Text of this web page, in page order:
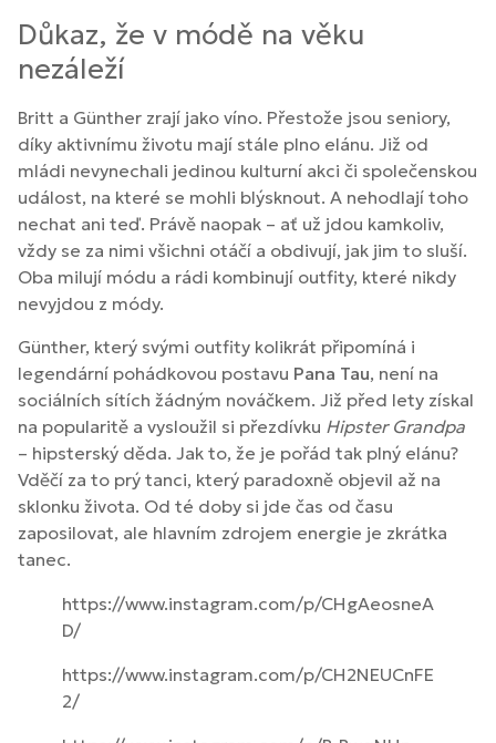
Důkaz, že v módě na věku
nezáleží
Britt a Günther zrají jako víno. Přestože jsou seniory,
díky aktivnímu životu mají stále plno elánu. Již od
mládi nevynechali jedinou kulturní akci či společenskou
událost, na které se mohli blýsknout. A nehodlají toho
nechat ani teď. Právě naopak – ať už jdou kamkoliv,
vždy se za nimi všichni otáčí a obdivují, jak jim to sluší.
Oba milují módu a rádi kombinují outfity, které nikdy
nevyjdou z módy.
Günther, který svými outfity kolikrát připomíná i
legendární pohádkovou postavu Pana Tau, není na
sociálních sítích žádným nováčkem. Již před lety získal
na popularitě a vysloužil si přezdívku Hipster Grandpa
– hipsterský děda. Jak to, že je pořád tak plný elánu?
Vděčí za to prý tanci, který paradoxně objevil až na
sklonku života. Od té doby si jde čas od času
zaposilovat, ale hlavním zdrojem energie je zkrátka
tanec.
https://www.instagram.com/p/CHgAeosneA
D/
https://www.instagram.com/p/CH2NEUCnFE
2/